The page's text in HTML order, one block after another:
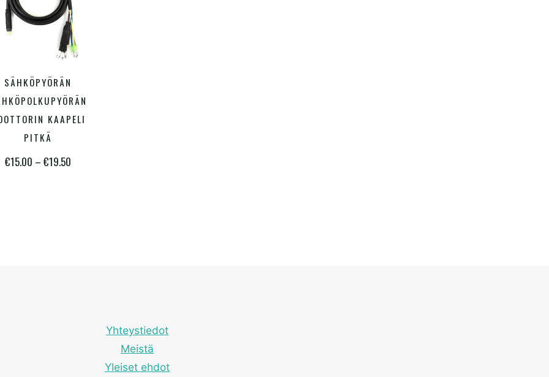
VAIHTOEHDOISTA
SÄHKÖPYÖRÄN
KAAPELI
PITKÄ
€15.00 – €19.50Hintaluokka:
Yhteystiedot
Meistä
Yleiset ehdot